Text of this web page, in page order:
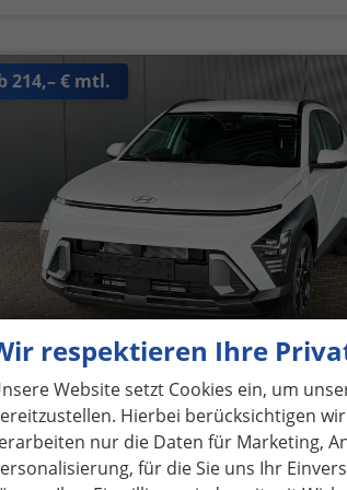
214,– € mtl.
KONA
respektieren Ihre
Website setzt Cookies ein, um
Hierbei berücksichtigen
nur die Daten für Marketing,
für die Sie uns Ihr